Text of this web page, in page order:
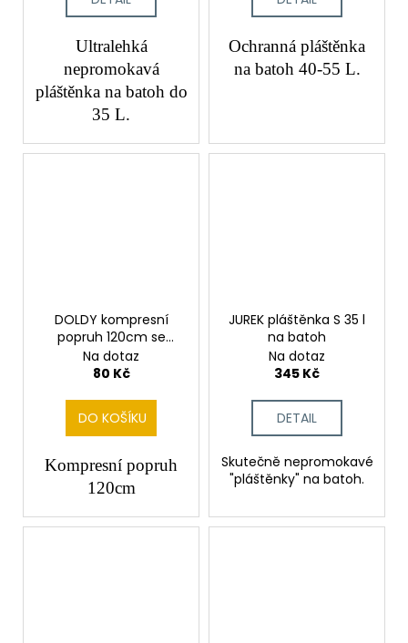
Ultralehká
nepromokavá
pláštěnka na batoh do
35 L.
Ochranná pláštěnka
na batoh 40-55 L.
DOLDY kompresní
popruh 120cm se
sponou
Na dotaz
80 Kč
DO KOŠÍKU
Kompresní popruh
120cm
JUREK pláštěnka S 35 l
na batoh
Na dotaz
345 Kč
DETAIL
Skutečně nepromokavé
"pláštěnky" na batoh.